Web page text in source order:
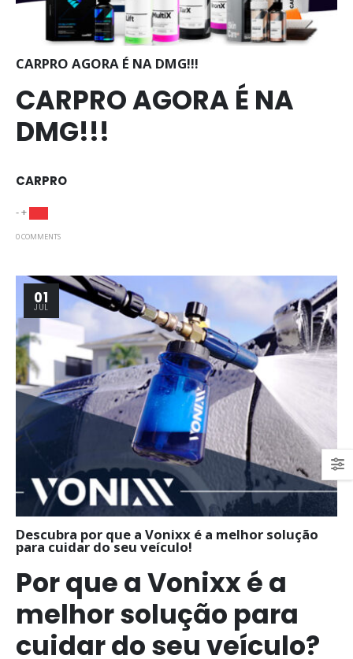
CARPRO AGORA É NA DMG!!!
CARPRO AGORA É NA
DMG!!!
CARPRO
- +
0 COMMENTS
01
JUL
Descubra por que a Vonixx é a melhor solução
para cuidar do seu veículo!
Por que a Vonixx é a
melhor solução para
cuidar do seu veículo?